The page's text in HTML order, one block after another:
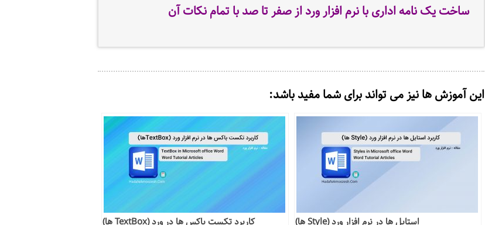
ساخت یک نامه اداری با نرم افزار ورد از صفر تا صد با تمام نکات آن
این آموزش ها نیز می تواند برای شما مفید باشد:
استایل ها در نرم افزار ورد (Style ها) کاربرد تکست باکس ها در ورد (TextBox ها)